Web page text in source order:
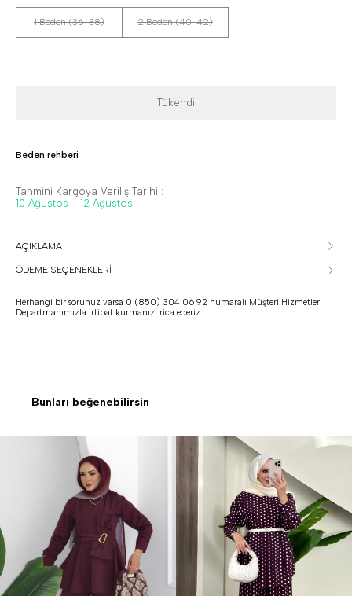
1 Beden (36-38) 2 Beden (40-42)
Tükendi
Beden rehberi
Tahmini Kargoya Veriliş Tarihi :
10 Ağustos - 12 Ağustos
AÇIKLAMA
ÖDEME SEÇENEKLERİ
Herhangi bir sorunuz varsa 0 (850) 304 06 92 numaralı Müşteri Hizmetleri
Departmanımızla irtibat kurmanızı rica ederiz.
Bunları beğenebilirsin